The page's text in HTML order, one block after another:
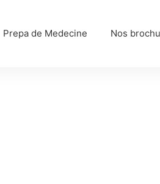
Prepa de Medecine Nos